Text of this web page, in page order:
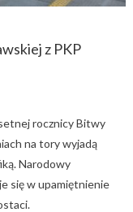
z PKP
rocznicy Bitwy
na tory wyjadą
Narodowy
się w upamiętnienie